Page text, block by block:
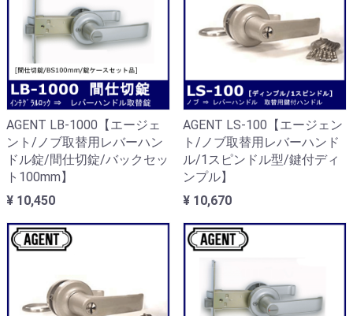
AGENT LB-1000【エージェ
ント/ノブ取替用レバーハン
ドル錠/間仕切錠/バックセッ
ト100mm】
¥ 10,450
AGENT LS-100【エージェン
ト/ノブ取替用レバーハンド
ル/1スピンドル型/鍵付ディ
ンプル】
¥ 10,670